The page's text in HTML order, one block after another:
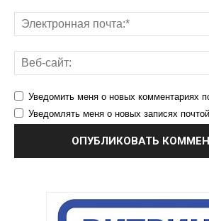
Уведомить меня о новых комментариях
Уведомлять меня о новых записях почтой.